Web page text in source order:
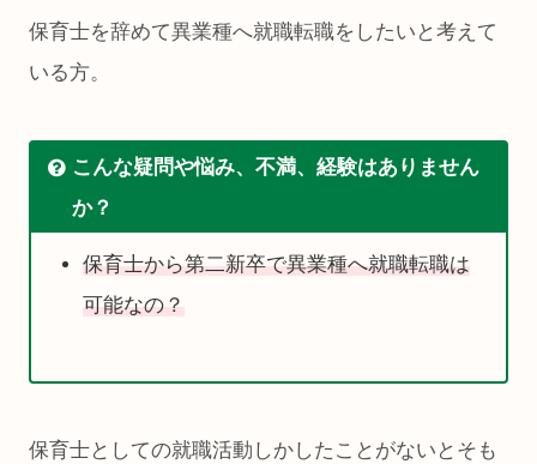
保育士を辞めて異業種へ就職転職をしたいと考えて
いる方。
こんな疑問や悩み、不満、経験はありません
か？
保育士から第二新卒で異業種へ就職転職は
可能なの？
保育士としての就職活動しかしたことがないとそも